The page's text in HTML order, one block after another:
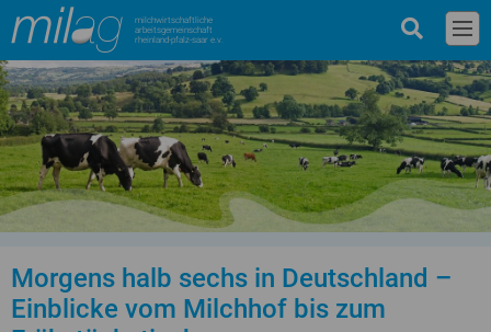
milchwirtschaftliche
arbeitsgemeinschaft
rheinland-pfalz-saar e.v.
Morgens halb sechs in Deutschland –
Einblicke vom Milchhof bis zum